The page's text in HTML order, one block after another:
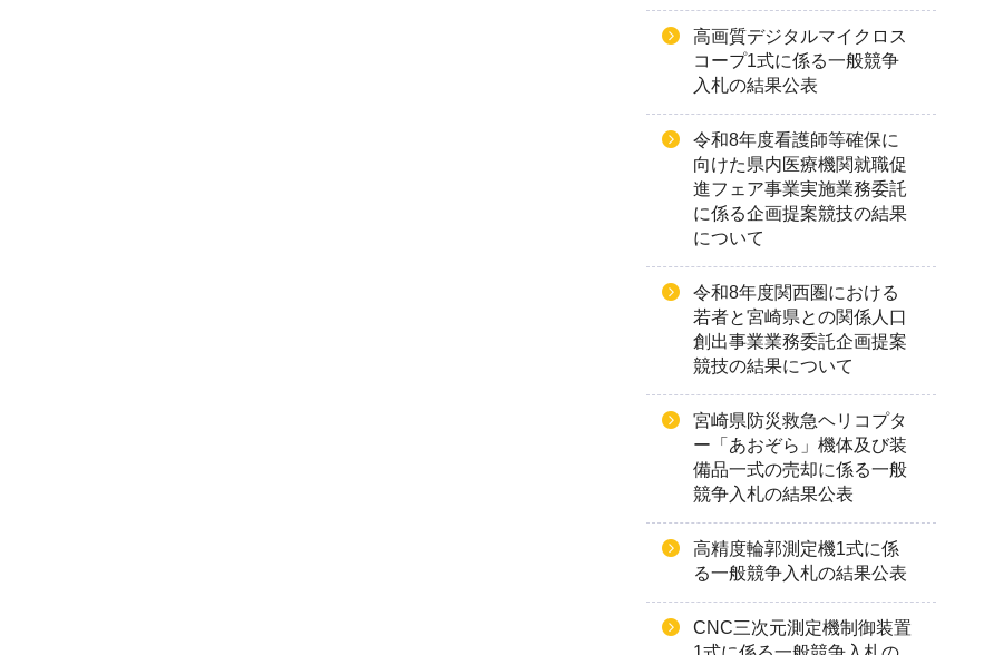
高画質デジタルマイクロス
コープ1式に係る一般競争
入札の結果公表
令和8年度看護師等確保に
向けた県内医療機関就職促
進フェア事業実施業務委託
に係る企画提案競技の結果
について
令和8年度関西圏における
若者と宮崎県との関係人口
創出事業業務委託企画提案
競技の結果について
宮崎県防災救急ヘリコプタ
ー「あおぞら」機体及び装
備品一式の売却に係る一般
競争入札の結果公表
高精度輪郭測定機1式に係
る一般競争入札の結果公表
CNC三次元測定機制御装置